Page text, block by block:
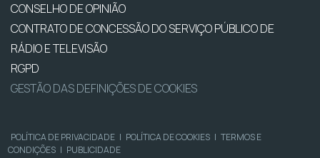
CONSELHO DE OPINIÃO
CONTRATO DE CONCESSÃO DO SERVIÇO PÚBLICO DE
RÁDIO E TELEVISÃO
RGPD
GESTÃO DAS DEFINIÇÕES DE COOKIES
POLÍTICA DE PRIVACIDADE | POLÍTICA DE COOKIES | TERMOS E
CONDIÇÕES | PUBLICIDADE